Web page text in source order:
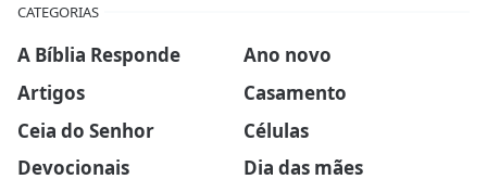
CATEGORIAS
A Bíblia Responde
Ano novo
Artigos
Casamento
Ceia do Senhor
Células
Devocionais
Dia das mães